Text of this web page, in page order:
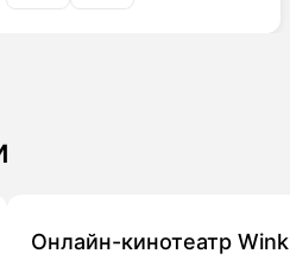
Онлайн-кинотеатр Wink